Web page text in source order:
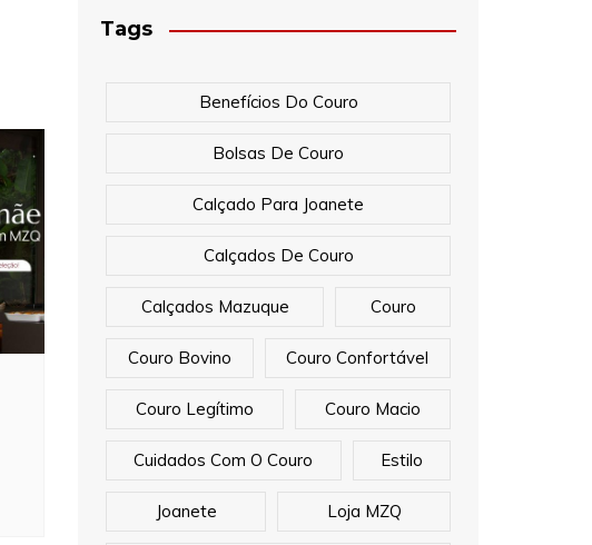
Tags
Benefícios Do Couro
Bolsas De Couro
Calçado Para Joanete
Calçados De Couro
Calçados Mazuque Couro
Couro Bovino Couro Confortável
Couro Legítimo Couro Macio
Cuidados Com O Couro Estilo
Joanete Loja MZQ